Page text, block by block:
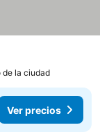
de la ciudad
Ver precios